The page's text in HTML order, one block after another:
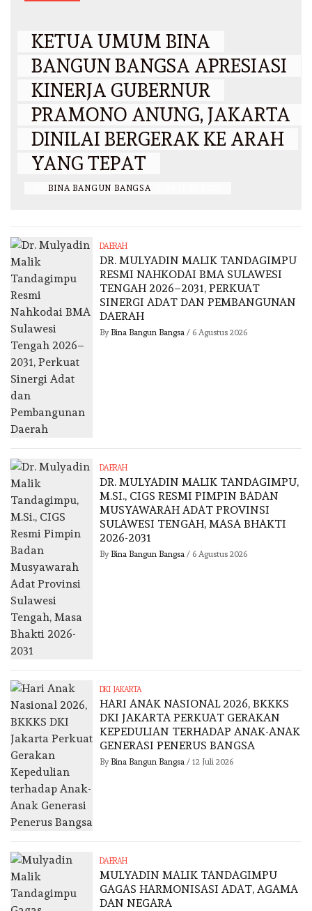
KETUA UMUM BINA
BANGUN BANGSA APRESIASI
KINERJA GUBERNUR
PRAMONO ANUNG, JAKARTA
DINILAI BERGERAK KE ARAH
YANG TEPAT
BINA BANGUN BANGSA
DAERAH
DR. MULYADIN MALIK TANDAGIMPU
RESMI NAHKODAI BMA SULAWESI
TENGAH 2026–2031, PERKUAT
SINERGI ADAT DAN PEMBANGUNAN
DAERAH
By Bina Bangun Bangsa/ 6 Agustus 2026
DAERAH
DR. MULYADIN MALIK TANDAGIMPU,
M.SI., CIGS RESMI PIMPIN BADAN
MUSYAWARAH ADAT PROVINSI
SULAWESI TENGAH, MASA BHAKTI
2026-2031
By Bina Bangun Bangsa/ 6 Agustus 2026
DKI JAKARTA
HARI ANAK NASIONAL 2026, BKKKS
DKI JAKARTA PERKUAT GERAKAN
KEPEDULIAN TERHADAP ANAK-ANAK
GENERASI PENERUS BANGSA
By Bina Bangun Bangsa/ 12 Juli 2026
DAERAH
MULYADIN MALIK TANDAGIMPU
GAGAS HARMONISASI ADAT, AGAMA
DAN NEGARA